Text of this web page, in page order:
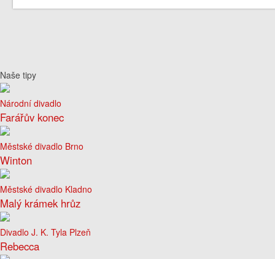
Naše tipy
Národní divadlo
Farářův konec
Městské divadlo Brno
Winton
Městské divadlo Kladno
Malý krámek hrůz
Divadlo J. K. Tyla Plzeň
Rebecca